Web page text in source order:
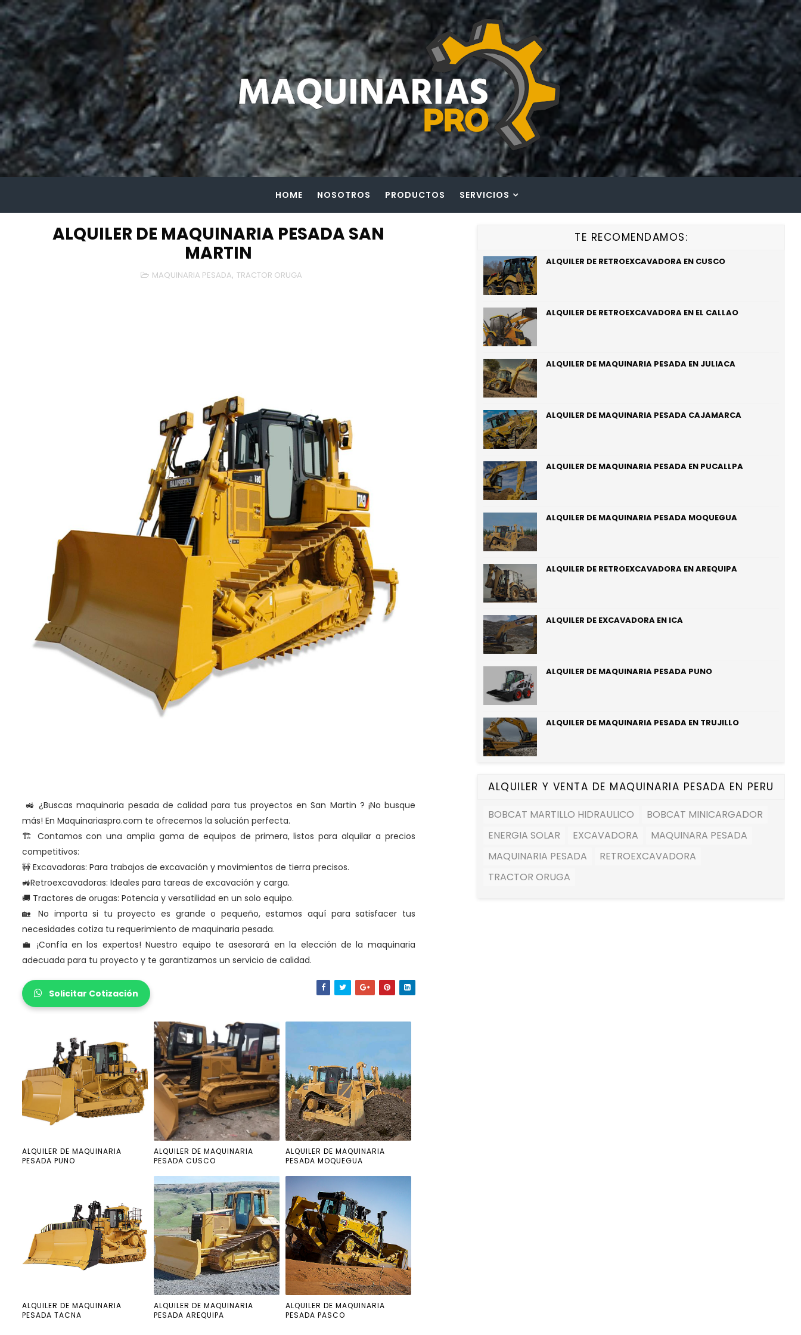
HOME NOSOTROS PRODUCTOS SERVICIOS
ALQUILER DE MAQUINARIA PESADA SAN
MARTIN
MAQUINARIA PESADA, TRACTOR ORUGA
🚜 ¿Buscas maquinaria pesada de calidad para tus proyectos en San Martin ? ¡No busque
más! En Maquinariaspro.com te ofrecemos la solución perfecta.
🏗️ Contamos con una amplia gama de equipos de primera, listos para alquilar a precios
competitivos:
🚧 Excavadoras: Para trabajos de excavación y movimientos de tierra precisos.
🚜Retroexcavadoras: Ideales para tareas de excavación y carga.
🚚 Tractores de orugas: Potencia y versatilidad en un solo equipo.
🏡 No importa si tu proyecto es grande o pequeño, estamos aquí para satisfacer tus
necesidades cotiza tu requerimiento de maquinaria pesada.
💼 ¡Confía en los expertos!Nuestro equipo te asesorará en la elección de la maquinaria
adecuada para tu proyecto y te garantizamos un servicio de calidad.
Solicitar Cotización
ALQUILER DE MAQUINARIA
PESADA PUNO
ALQUILER DE MAQUINARIA
PESADA CUSCO
ALQUILER DE MAQUINARIA
PESADA MOQUEGUA
ALQUILER DE MAQUINARIA
PESADA TACNA
ALQUILER DE MAQUINARIA
PESADA AREQUIPA
ALQUILER DE MAQUINARIA
PESADA PASCO
TE RECOMENDAMOS:
ALQUILER DE RETROEXCAVADORA EN CUSCO
ALQUILER DE RETROEXCAVADORA EN EL CALLAO
ALQUILER DE MAQUINARIA PESADA EN JULIACA
ALQUILER DE MAQUINARIA PESADA CAJAMARCA
ALQUILER DE MAQUINARIA PESADA EN PUCALLPA
ALQUILER DE MAQUINARIA PESADA MOQUEGUA
ALQUILER DE RETROEXCAVADORA EN AREQUIPA
ALQUILER DE EXCAVADORA EN ICA
ALQUILER DE MAQUINARIA PESADA PUNO
ALQUILER DE MAQUINARIA PESADA EN TRUJILLO
ALQUILER Y VENTA DE MAQUINARIA PESADA EN PERU
BOBCAT MARTILLO HIDRAULICO
BOBCAT MINICARGADOR
ENERGIA SOLAR
EXCAVADORA
MAQUINARA PESADA
MAQUINARIA PESADA
RETROEXCAVADORA
TRACTOR ORUGA